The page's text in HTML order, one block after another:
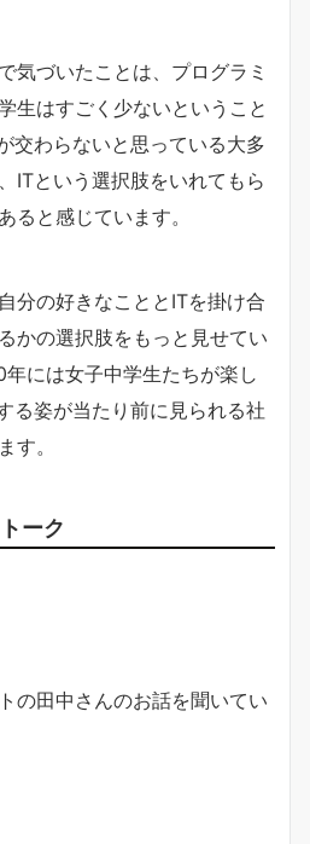
気づいたことは、プログラミ
生はすごく少ないということ
交わらないと思っている大多
ITという選択肢をいれてもら
ると感じています。
分の好きなこととITを掛け合
かの選択肢をもっと見せてい
には女子中学生たちが楽し
る姿が当たり前に見られる社
す。
ーク
の田中さんのお話を聞いてい